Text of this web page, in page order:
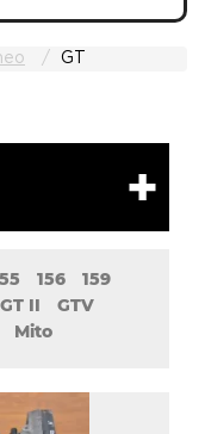
GT
156
159
GT II
GTV
Mito